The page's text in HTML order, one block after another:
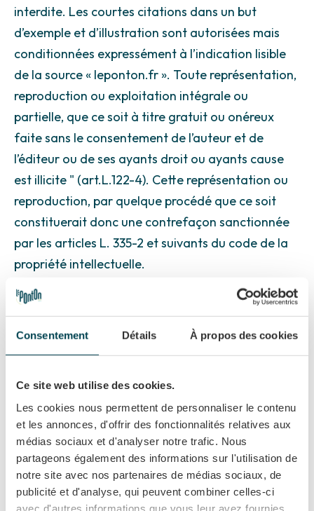
Consentement Détails À propos des cookies
Ce site web utilise des cookies.
Les cookies nous permettent de personnaliser le contenu
et les annonces, d'offrir des fonctionnalités relatives aux
médias sociaux et d'analyser notre trafic. Nous
partageons également des informations sur l'utilisation de
notre site avec nos partenaires de médias sociaux, de
publicité et d'analyse, qui peuvent combiner celles-ci
avec d'autres informations que vous leur avez fournies
interdite. Les courtes citations dans un but
d’exemple et d’illustration sont autorisées mais
conditionnées expressément à l’indication lisible
de la source « leponton.fr ». Toute représentation,
reproduction ou exploitation intégrale ou
partielle, que ce soit à titre gratuit ou onéreux
faite sans le consentement de l’auteur et de
l’éditeur ou de ses ayants droit ou ayants cause
est illicite " (art.L.122-4). Cette représentation ou
reproduction, par quelque procédé que ce soit
constituerait donc une contrefaçon sanctionnée
par les articles L. 335-2 et suivants du code de la
propriété intellectuelle.
4. HYPERLIENS ET COOKIES
Les liens hypertextes mis en place dans le cadre
sauraient engager la responsabilité de CBPP le
Ponton SAS. Dans le cadre de la consultation du
site, des cookies de navigation peuvent être
implantés dans l'ordinateur des visiteurs.
L'utilisateur a la possibilité de s'opposer à
l'enregistrement de cookies en configurant son